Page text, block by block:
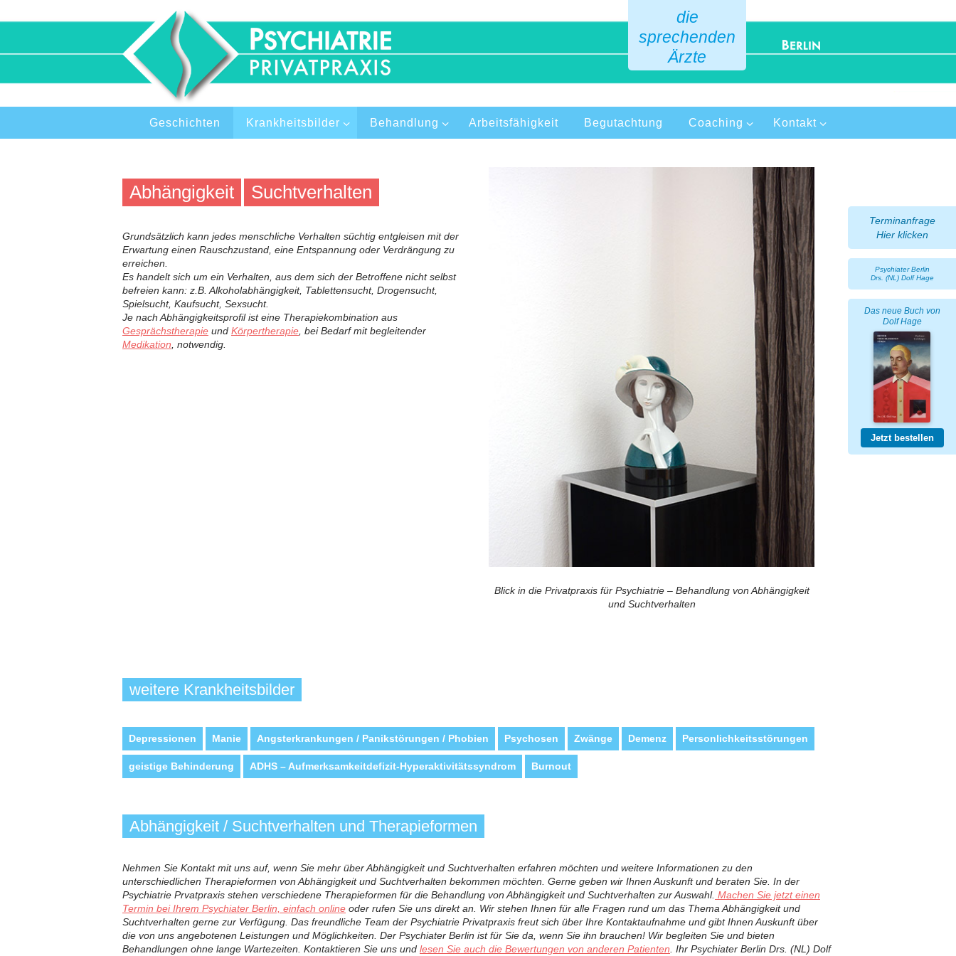
Inhalt
die
sprechenden
Ärzte
springen
Geschichten Krankheitsbilder Behandlung Arbeitsfähigkeit Begutachtung Coaching Kontakt
Terminanfrage
Hier klicken
Psychiater Berlin
Drs. (NL) Dolf Hage
Das neue Buch von
Dolf Hage
Jetzt bestellen
Abhängigkeit Suchtverhalten
Grundsätzlich kann jedes menschliche Verhalten süchtig entgleisen mit der
Erwartung einen Rauschzustand, eine Entspannung oder Verdrängung zu
erreichen.
Es handelt sich um ein Verhalten, aus dem sich der Betroffene nicht selbst
befreien kann: z.B. Alkoholabhängigkeit, Tablettensucht, Drogensucht,
Spielsucht, Kaufsucht, Sexsucht.
Je nach Abhängigkeitsprofil ist eine Therapiekombination aus
Gesprächstherapie und Körpertherapie , bei Bedarf mit begleitender
Medikation , notwendig.
Blick in die Privatpraxis für Psychiatrie – Behandlung von Abhängigkeit
und Suchtverhalten
weitere Krankheitsbilder
Depressionen Manie Angsterkrankungen / Panikstörungen / Phobien Psychosen Zwänge Demenz Personlichkeitsstörungen
geistige Behinderung ADHS – Aufmerksamkeitdefizit-Hyperaktivitätssyndrom Burnout
Abhängigkeit / Suchtverhalten und Therapieformen
Nehmen Sie Kontakt mit uns auf, wenn Sie mehr über Abhängigkeit und Suchtverhalten erfahren möchten und weitere Informationen zu den
unterschiedlichen Therapieformen von Abhängigkeit und Suchtverhalten bekommen möchten. Gerne geben wir Ihnen Auskunft und beraten Sie. In der
Psychiatrie Prvatpraxis stehen verschiedene Therapieformen für die Behandlung von Abhängigkeit und Suchtverhalten zur Auswahl. Machen Sie jetzt einen
Termin bei Ihrem Psychiater Berlin, einfach online oder rufen Sie uns direkt an. Wir stehen Ihnen für alle Fragen rund um das Thema Abhängigkeit und
Suchtverhalten gerne zur Verfügung. Das freundliche Team der Psychiatrie Privatpraxis freut sich über Ihre Kontaktaufnahme und gibt Ihnen Auskunft über
die von uns angebotenen Leistungen und Möglichkeiten. Der Psychiater Berlin ist für Sie da, wenn Sie ihn brauchen! Wir begleiten Sie und bieten
Behandlungen ohne lange Wartezeiten. Kontaktieren Sie uns und lesen Sie auch die Bewertungen von anderen Patienten. Ihr Psychiater Berlin Drs. (NL) Dolf